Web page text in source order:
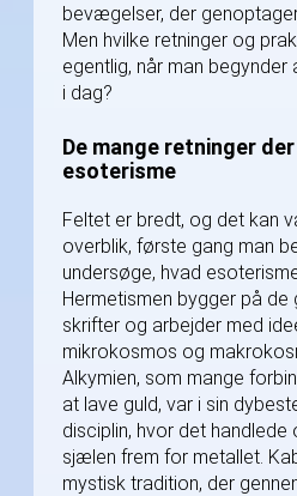
bevægelser, der
Men hvilke retninger og
egentlig, når man
i dag?
De mange retninger
esoterisme
Feltet er bredt, og det kan
overblik, første gang man
undersøge, hvad
Hermetismen bygger på de
skrifter og arbejder med
mikrokosmos og
Alkymien, som mange
at lave guld, var i sin
disciplin, hvor det handlede
sjælen frem for metallet.
mystisk tradition, der